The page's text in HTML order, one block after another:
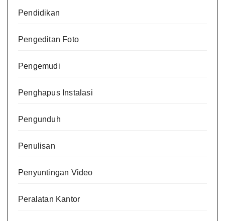
Pendidikan
Pengeditan Foto
Pengemudi
Penghapus Instalasi
Pengunduh
Penulisan
Penyuntingan Video
Peralatan Kantor